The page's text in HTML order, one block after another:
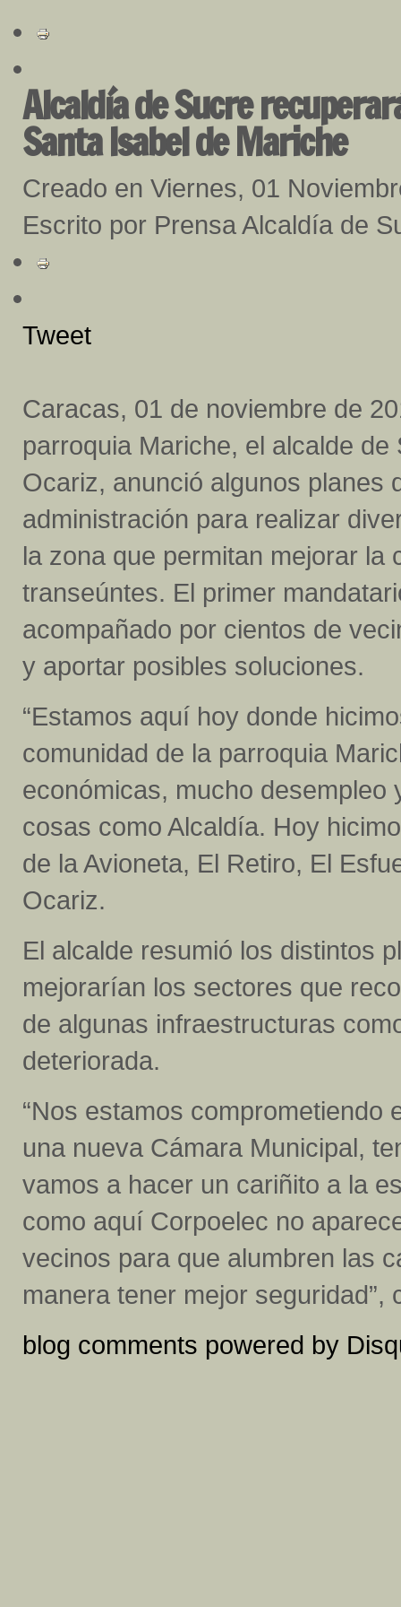
Alcaldía de Sucre
Santa Isabel de Mariche
Creado en Viernes, 01
Escrito por Prensa Alcaldía de
Tweet
Caracas, 01 de noviembre de
parroquia Mariche, el alcalde de
Ocariz, anunció algunos planes
administración para realizar
la zona que permitan mejorar la
transeúntes. El primer
acompañado por cientos de
y aportar posibles soluciones.
“Estamos aquí hoy donde
comunidad de la parroquia
económicas, mucho
cosas como Alcaldía. Hoy
de la Avioneta, El Retiro, El
Ocariz.
El alcalde resumió los distintos
mejorarían los sectores que
de algunas infraestructuras
deteriorada.
“Nos estamos comprometiendo
una nueva Cámara Municipal,
vamos a hacer un cariñito a la
como aquí Corpoelec no
vecinos para que alumbren las
manera tener mejor seguridad”,
blog comments powered by